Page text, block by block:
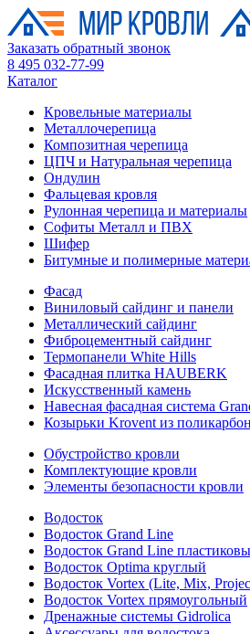
Заказать обратный звонок
8 495 032-77-99
Каталог
Кровельные материалы
Металлочерепица
Композитная черепица
ЦПЧ и Натуральная черепица
Ондулин
Фальцевая кровля
Рулонная черепица и материалы
Софиты Металл и ПВХ
Шифер
Битумные и полимерные
Фасад
Виниловый сайдинг и панели
Металлический сайдинг
Фиброцементный сайдинг
Термопанели White Hills
Фасадная плитка HAUBERK
Искусственный камень
Навесная фасадная система
Козырьки Krovent из
Обустройство кровли
Комплектующие кровли
Элементы безопасности кровли
Водосток
Водосток Grand Line
Водосток Grand Line
Водосток Optima круглый
Водосток Vortex (Lite, Mix,
Водосток Vortex прямоугольный
Дренажные системы Gidrolica